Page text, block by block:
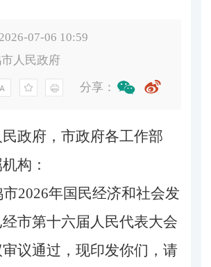
07-06 10:59
人民政府
分享：
政府，市政府各工作部
构：
市2026年国民经济和社会发
市第十六届人民代表大会
议通过，现印发你们，请